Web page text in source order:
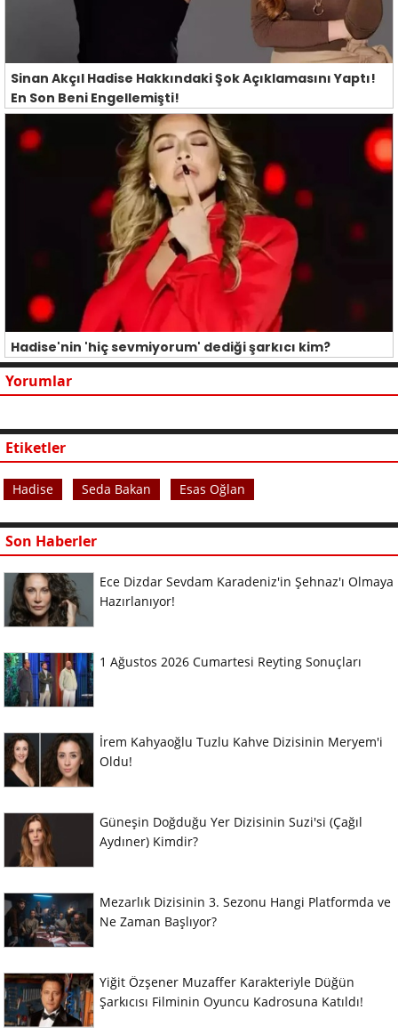
Sinan Akçıl Hadise Hakkındaki Şok Açıklamasını Yaptı!
En Son Beni Engellemişti!
Hadise'nin 'hiç sevmiyorum' dediği şarkıcı kim?
Yorumlar
Etiketler
Hadise Seda Bakan Esas Oğlan
Son Haberler
Ece Dizdar Sevdam Karadeniz'in Şehnaz'ı Olmaya
Hazırlanıyor!
1 Ağustos 2026 Cumartesi Reyting Sonuçları
İrem Kahyaoğlu Tuzlu Kahve Dizisinin Meryem'i
Oldu!
Güneşin Doğduğu Yer Dizisinin Suzi'si (Çağıl
Aydıner) Kimdir?
Mezarlık Dizisinin 3. Sezonu Hangi Platformda ve
Ne Zaman Başlıyor?
Yiğit Özşener Muzaffer Karakteriyle Düğün
Şarkıcısı Filminin Oyuncu Kadrosuna Katıldı!